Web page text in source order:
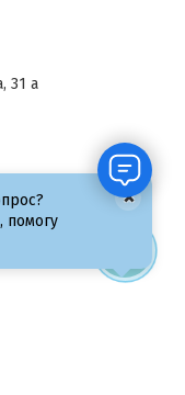
31 а
помогу
×